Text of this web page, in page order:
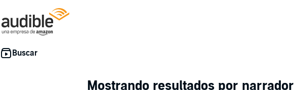
Mostrando resultados por narrador